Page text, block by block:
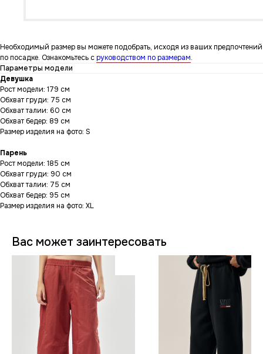
Необходимый размер вы можете подобрать, исходя из ваших предпочтений
по посадке. Ознакомьтесь сруководством по размерам.
Параметры модели
Девушка
Рост модели: 179 см
Обхват груди: 75 см
Обхват талии: 60 см
Обхват бедер: 89 см
Размер изделия на фото: S
Парень
Рост модели: 185 см
Обхват груди: 90 см
Обхват талии: 75 см
Обхват бедер: 95 см
Размер изделия на фото: XL
Вас может заинтересовать